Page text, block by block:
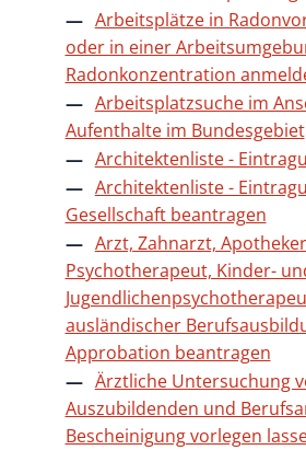
Arbeitsplätze in
oder in einer
Radonkonzentration
Arbeitsplatzsuche im
Aufenthalte im Bundesgebiet
Architektenliste -
Architektenliste -
Gesellschaft beantragen
Arzt, Zahnarzt,
Psychotherapeut, Kinder-
ausländischer
Approbation beantragen
Ärztliche Untersuchung
Auszubildenden und
Bescheinigung vorlegen